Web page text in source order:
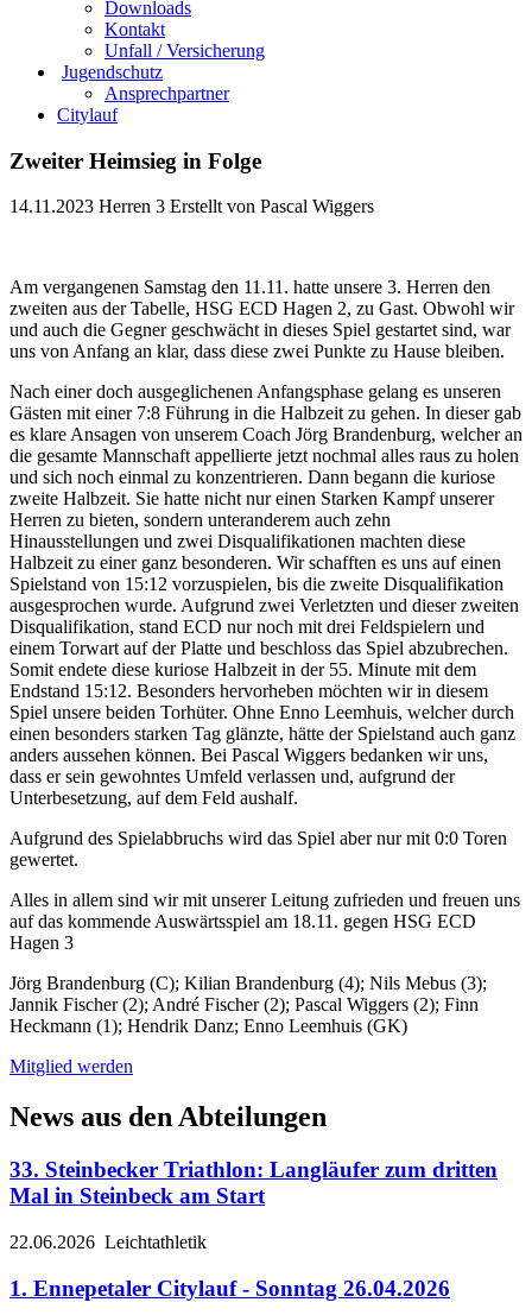
Downloads
Kontakt
Unfall / Versicherung
Jugendschutz
Ansprechpartner
Citylauf
Zweiter Heimsieg in Folge
14.11.2023 Herren 3 Erstellt von Pascal Wiggers
Am vergangenen Samstag den 11.11. hatte unsere 3. Herren den
zweiten aus der Tabelle, HSG ECD Hagen 2, zu Gast. Obwohl wir
und auch die Gegner geschwächt in dieses Spiel gestartet sind, war
uns von Anfang an klar, dass diese zwei Punkte zu Hause bleiben.
Nach einer doch ausgeglichenen Anfangsphase gelang es unseren
Gästen mit einer 7:8 Führung in die Halbzeit zu gehen. In dieser gab
es klare Ansagen von unserem Coach Jörg Brandenburg, welcher an
die gesamte Mannschaft appellierte jetzt nochmal alles raus zu holen
und sich noch einmal zu konzentrieren. Dann begann die kuriose
zweite Halbzeit. Sie hatte nicht nur einen Starken Kampf unserer
Herren zu bieten, sondern unteranderem auch zehn
Hinausstellungen und zwei Disqualifikationen machten diese
Halbzeit zu einer ganz besonderen. Wir schafften es uns auf einen
Spielstand von 15:12 vorzuspielen, bis die zweite Disqualifikation
ausgesprochen wurde. Aufgrund zwei Verletzten und dieser zweiten
Disqualifikation, stand ECD nur noch mit drei Feldspielern und
einem Torwart auf der Platte und beschloss das Spiel abzubrechen.
Somit endete diese kuriose Halbzeit in der 55. Minute mit dem
Endstand 15:12. Besonders hervorheben möchten wir in diesem
Spiel unsere beiden Torhüter. Ohne Enno Leemhuis, welcher durch
einen besonders starken Tag glänzte, hätte der Spielstand auch ganz
anders aussehen können. Bei Pascal Wiggers bedanken wir uns,
dass er sein gewohntes Umfeld verlassen und, aufgrund der
Unterbesetzung, auf dem Feld aushalf.
Aufgrund des Spielabbruchs wird das Spiel aber nur mit 0:0 Toren
gewertet.
Alles in allem sind wir mit unserer Leitung zufrieden und freuen uns
auf das kommende Auswärtsspiel am 18.11. gegen HSG ECD
Hagen 3
Jörg Brandenburg (C); Kilian Brandenburg (4); Nils Mebus (3);
Jannik Fischer (2); André Fischer (2); Pascal Wiggers (2); Finn
Heckmann (1); Hendrik Danz; Enno Leemhuis (GK)
Mitglied werden
News aus den Abteilungen
33. Steinbecker Triathlon: Langläufer zum dritten
Mal in Steinbeck am Start
22.06.2026 Leichtathletik
1. Ennepetaler Citylauf - Sonntag 26.04.2026